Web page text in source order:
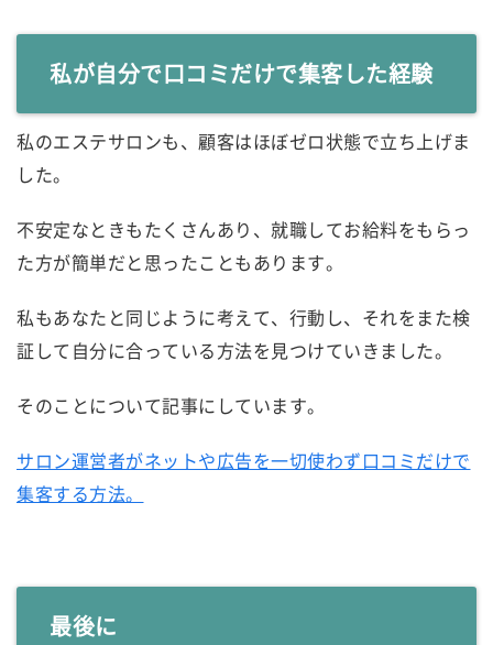
私が自分で口コミだけで集客した経験
私のエステサロンも、顧客はほぼゼロ状態で立ち上げま
した。
不安定なときもたくさんあり、就職してお給料をもらっ
た方が簡単だと思ったこともあります。
私もあなたと同じように考えて、行動し、それをまた検
証して自分に合っている方法を見つけていきました。
そのことについて記事にしています。
サロン運営者がネットや広告を一切使わず口コミだけで
集客する方法。
最後に